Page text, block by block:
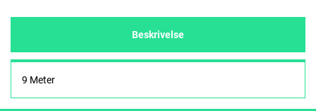
Beskrivelse
9 Meter